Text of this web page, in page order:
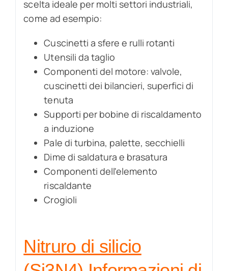
scelta ideale per molti settori industriali,
come ad esempio:
Cuscinetti a sfere e rulli rotanti
Utensili da taglio
Componenti del motore: valvole,
cuscinetti dei bilancieri, superfici di
tenuta
Supporti per bobine di riscaldamento
a induzione
Pale di turbina, palette, secchielli
Dime di saldatura e brasatura
Componenti dell'elemento
riscaldante
Crogioli
Nitruro di silicio